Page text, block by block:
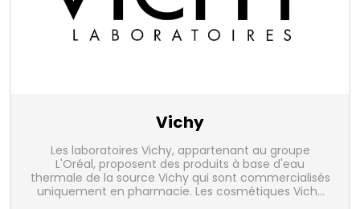
Vichy
Les laboratoires Vichy, appartenant au groupe
L'Oréal, proposent des produits à base d'eau
thermale de la source Vichy qui sont commercialisés
uniquement en pharmacie. Les cosmétiques Vichy